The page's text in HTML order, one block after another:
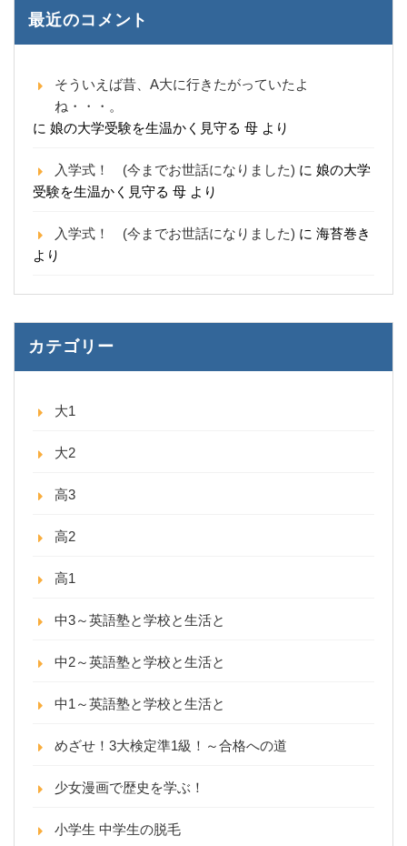
最近のコメント
そういえば昔、A大に行きたがっていたよ
ね・・・。
に 娘の大学受験を生温かく見守る 母 より
入学式！ (今までお世話になりました) に 娘の大学
受験を生温かく見守る 母 より
入学式！ (今までお世話になりました) に 海苔巻き
より
カテゴリー
大1
大2
高3
高2
高1
中3～英語塾と学校と生活と
中2～英語塾と学校と生活と
中1～英語塾と学校と生活と
めざせ！3大検定準1級！～合格への道
少女漫画で歴史を学ぶ！
小学生 中学生の脱毛